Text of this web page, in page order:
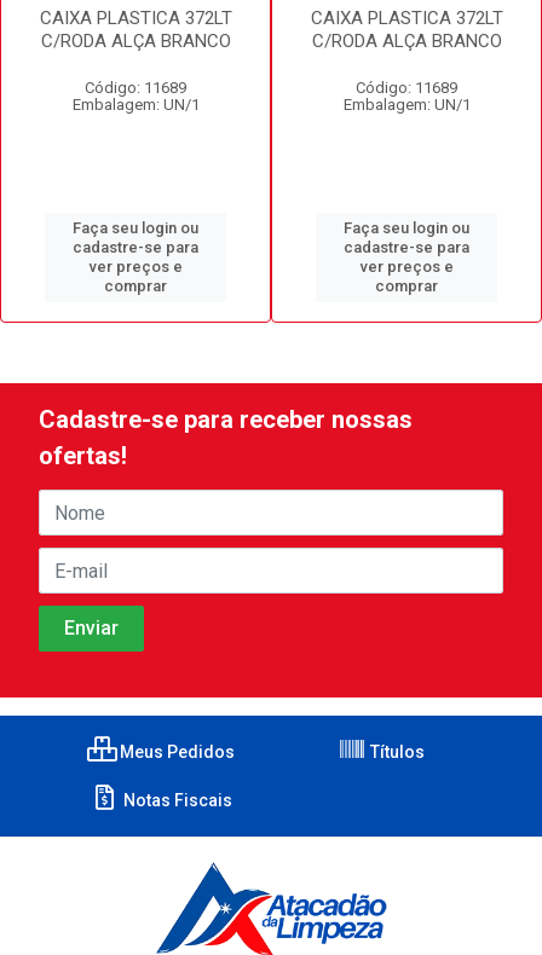
CAIXA PLASTICA 372LT
C/RODA ALÇA BRANCO
Código: 11689
Embalagem: UN/1
Faça seu login ou
cadastre-se para
ver preços e
comprar
CAIXA PLASTICA 372LT
C/RODA ALÇA BRANCO
Código: 11689
Embalagem: UN/1
Faça seu login ou
cadastre-se para
ver preços e
comprar
Cadastre-se para receber nossas
ofertas!
Meus Pedidos Títulos
Notas Fiscais